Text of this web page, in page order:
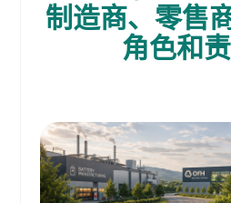
制造商、零售
角色和责